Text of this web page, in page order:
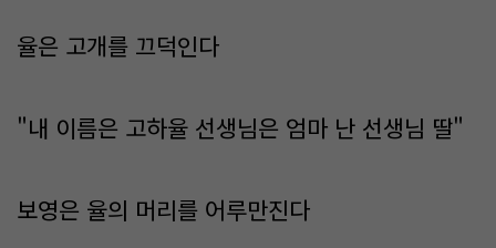
율은 고개를 끄덕인다
"내 이름은 고하율 선생님은 엄마 난 선생님 딸"
보영은 율의 머리를 어루만진다